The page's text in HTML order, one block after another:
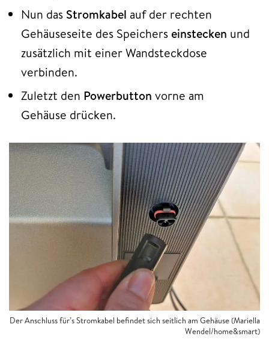
Nun das Stromkabel auf der rechten
Gehäuseseite des Speicherseinstecken und
zusätzlich mit einer Wandsteckdose
verbinden.
Zuletzt den Powerbutton vorne am
Gehäuse drücken.
Der Anschluss für’s Stromkabel befindet sich seitlich am Gehäuse (Mariella
Wendel/home&smart)